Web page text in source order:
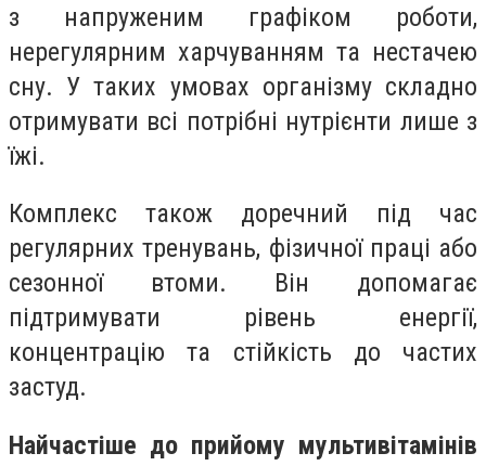
з напруженим графіком роботи,
нерегулярним харчуванням та нестачею
сну. У таких умовах організму складно
отримувати всі потрібні нутрієнти лише з
їжі.
Комплекс також доречний під час
регулярних тренувань, фізичної праці або
сезонної втоми. Він допомагає
підтримувати рівень енергії,
концентрацію та стійкість до частих
застуд.
Найчастіше до прийому мультивітамінів